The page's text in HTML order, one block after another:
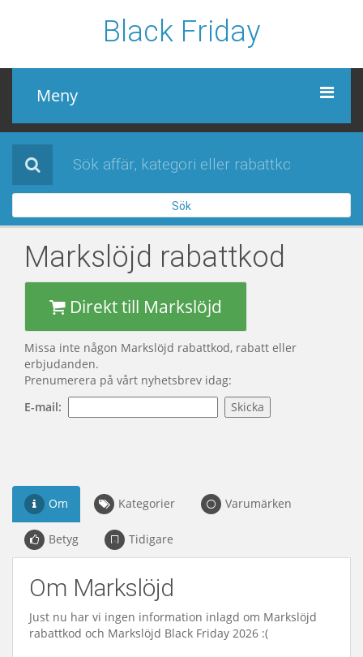
Black Friday
Meny
Black Friday
Alla affärer
Sidor
Sök
Markslöjd rabattkod
Direkt till Markslöjd
Missa inte någon Markslöjd rabattkod, rabatt eller
erbjudanden.
Prenumerera på vårt nyhetsbrev idag:
E-mail:
Om Kategorier Varumärken
Betyg Tidigare
Om Markslöjd
Just nu har vi ingen information inlagd om Markslöjd
rabattkod och Markslöjd Black Friday 2026 :(